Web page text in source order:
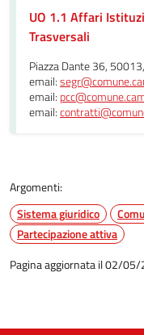
UO 1.1 Affari
Trasversali
Piazza Dante 36,
email:
email:
email:
Argomenti:
Sistema giuridico
Partecipazione attiva
Pagina aggiornata il 02/